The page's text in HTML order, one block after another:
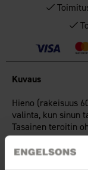
Kuvaus
Hieno (rakeisuus
valinta, kun sinun
Tasainen teroitin